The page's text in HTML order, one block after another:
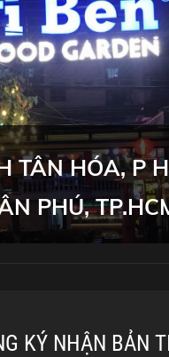
TÂN HÓA, P
PHÚ,
KÝ NHẬN BẢN